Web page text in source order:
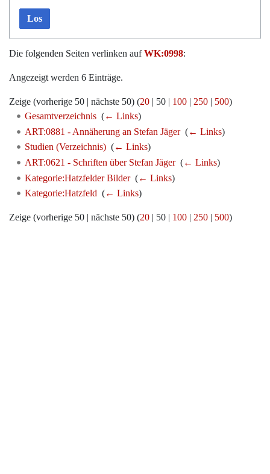
Los
Die folgenden Seiten verlinken aufWK:0998:
Angezeigt werden 6 Einträge.
Zeige (vorherige 50 | nächste 50) (20 | 50 | 100 | 250 | 500)
Gesamtverzeichnis‎ (← Links)
ART:0881 - Annäherung an Stefan Jäger‎ (← Links)
Studien (Verzeichnis)‎ (← Links)
ART:0621 - Schriften über Stefan Jäger‎ (← Links)
Kategorie:Hatzfelder Bilder‎ (← Links)
Kategorie:Hatzfeld (← Links)
Zeige (vorherige 50 | nächste 50) (20 | 50 | 100 | 250 | 500)